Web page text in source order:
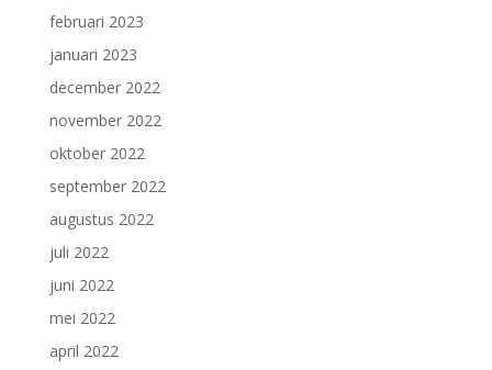
februari 2023
januari 2023
december 2022
november 2022
oktober 2022
september 2022
augustus 2022
juli 2022
juni 2022
mei 2022
april 2022